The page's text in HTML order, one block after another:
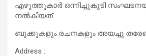
എഴുത്തുകാര്‍ ഒന്നിച്ചുകൂടി
നല്‍കിയത്.
ബുക്കുകളും രചനകളും അയച്ചു
Address :